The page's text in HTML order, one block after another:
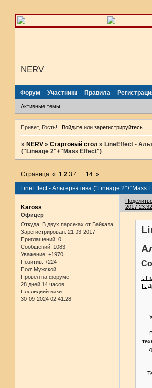
NERV
Форум Участники Правила
Активные темы
Привет, Гость! Войдитеили зарегистрируйтесь.
»NERV »Стартовый стол »LineEffect -
("Lineage 2"+"Mass Effect")
LineEffect - Альтернатива ("Lineage 2"+"Mass
Страница:« 1 2 3 4 … 14 »
2017
Kaross
Офицер
Откуда: В двух парсеках от Байкала
Зарегистрирован: 21-03-2017
Приглашений: 0
Сообщений: 1083
Уважение: +1970
Позитив: +224
Пол: Мужской
Провел на форуме:
28 дней 14 часов
Последний визит:
30-09-2024 02:41:28
I:
II: